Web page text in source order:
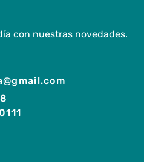
con nuestras novedades.